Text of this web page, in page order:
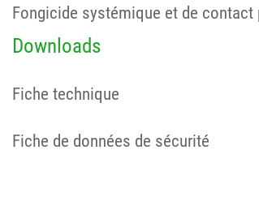
Fongicide systémique et de
Downloads
Fiche technique
Fiche de données de sécurité